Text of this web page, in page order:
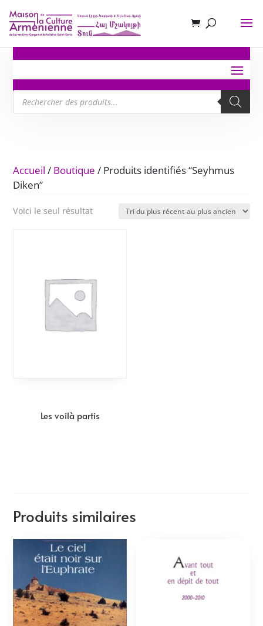
Recherche
de
produits
Accueil / Boutique / Produits identifiés “Seyhmus
Diken”
Voici le seul résultat
Les voilà partis
Produits similaires